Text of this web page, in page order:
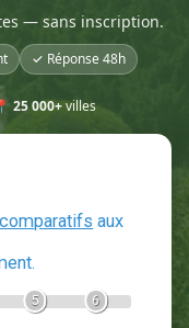
— sans inscription.
✓ Réponse 48h
25 000+villes
devis comparatifs